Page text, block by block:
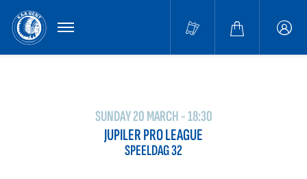
MENU
SUNDAY 20 MARCH - 18:30
JUPILER PRO LEAGUE
SPEELDAG 32